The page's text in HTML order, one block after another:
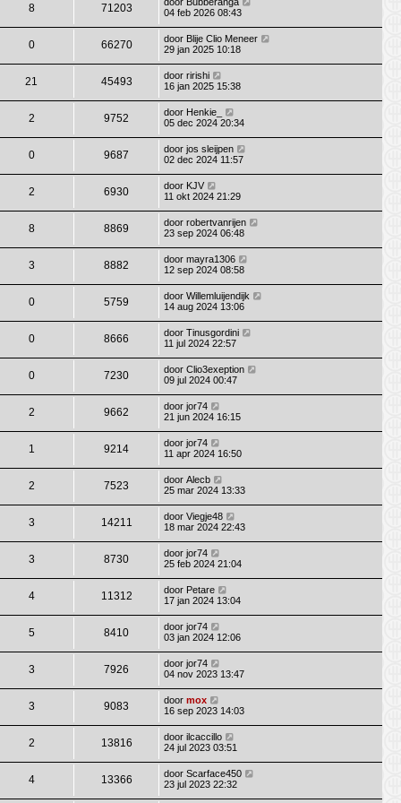
8 71203
04 feb 2026 08:43
0 66270 door Blije Clio Meneer
29 jan 2025 10:18
21 45493 door ririshi
16 jan 2025 15:38
2 9752 door Henkie_
05 dec 2024 20:34
0 9687 door jos sleijpen
02 dec 2024 11:57
2 6930 door KJV
11 okt 2024 21:29
8 8869 door robertvanrijen
23 sep 2024 06:48
3 8882 door mayra1306
12 sep 2024 08:58
0 5759 door Willemluijendijk
14 aug 2024 13:06
0 8666 door Tinusgordini
11 jul 2024 22:57
0 7230 door Clio3exeption
09 jul 2024 00:47
2 9662 door jor74
21 jun 2024 16:15
1 9214 door jor74
11 apr 2024 16:50
2 7523 door Alecb
25 mar 2024 13:33
3 14211 door Viegje48
18 mar 2024 22:43
3 8730 door jor74
25 feb 2024 21:04
4 11312 door Petare
17 jan 2024 13:04
5 8410 door jor74
03 jan 2024 12:06
3 7926 door jor74
04 nov 2023 13:47
3 9083 door mox
16 sep 2023 14:03
2 13816 door ilcaccillo
24 jul 2023 03:51
4 13366 door Scarface450
23 jul 2023 22:32